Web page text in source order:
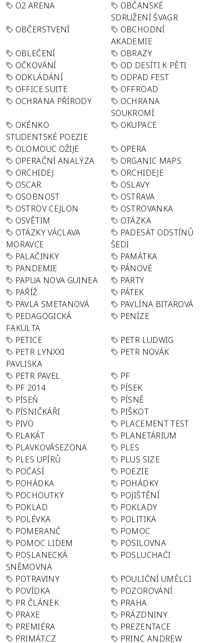
O2 ARENA
OBČANSKÉ
SDRUŽENÍ ŠVAGR
OBČERSTVENÍ
OBCHODNÍ
AKADEMIE
OBLEČENÍ
OBRAZY
OČKOVÁNÍ
OD DESÍTI K PĚTI
ODKLÁDÁNÍ
ODPAD FEST
OFFICE SUITE
OFFROAD
OCHRANA PŘÍRODY
OCHRANA
SOUKROMÍ
OKÉNKO
STUDENTSKÉ POEZIE
OKUPACE
OLOMOUC OŽIJE
OPERA
OPERAČNÍ ANALÝZA
ORGANIC MAPS
ORCHIDEJ
ORCHIDEJE
OSCAR
OSLAVY
OSOBNOST
OSTRAVA
OSTROV CEJLON
OSTROVANKA
OSVĚTIM
OTÁZKA
OTÁZKY VÁCLAVA
MORAVCE
PADESÁT ODSTÍNŮ
ŠEDI
PALAČINKY
PAMÁTKA
PANDEMIE
PÁNOVÉ
PAPUA NOVA GUINEA
PARTY
PAŘÍŽ
PÁTEK
PAVLA SMETANOVÁ
PAVLÍNA BITAROVÁ
PEDAGOGICKÁ
FAKULTA
PENÍZE
PETICE
PETR LUDWIG
PETR LYNXXI
PAVLISKA
PETR NOVÁK
PETR PAVEL
PF
PF 2014
PÍSEK
PÍSEŇ
PÍSNĚ
PÍSNIČKÁŘI
PIŠKOT
PIVO
PLACEMENT TEST
PLAKÁT
PLANETÁRIUM
PLAVKOVÁSEZONA
PLES
PLES UPÍRŮ
PLUS SIZE
POČASÍ
POEZIE
POHÁDKA
POHÁDKY
POCHOUTKY
POJIŠTĚNÍ
POKLAD
POKLADY
POLÉVKA
POLITIKA
POMERANČ
POMOC
POMOC LIDEM
POSILOVNA
POSLANECKÁ
SNĚMOVNA
POSLUCHAČI
POTRAVINY
POULIČNÍ UMĚLCI
POVÍDKA
POZOROVÁNÍ
PR ČLÁNEK
PRAHA
PRAXE
PRÁZDNINY
PREMIÉRA
PREZENTACE
PRIMÁT.CZ
PRINC ANDREW